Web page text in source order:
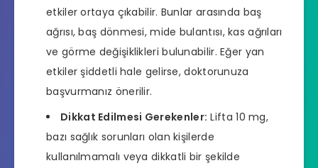
etkiler ortaya çıkabilir. Bunlar arasında baş
ağrısı, baş dönmesi, mide bulantısı, kas ağrıları
ve görme değişiklikleri bulunabilir. Eğer yan
etkiler şiddetli hale gelirse, doktorunuza
başvurmanız önerilir.
Dikkat Edilmesi Gerekenler: Lifta 10 mg,
bazı sağlık sorunları olan kişilerde
kullanılmamalı veya dikkatli bir şekilde